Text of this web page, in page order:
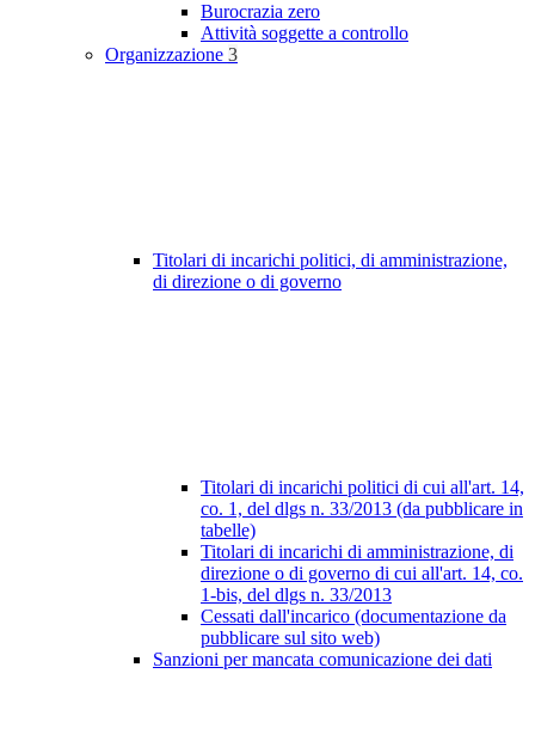
Burocrazia zero
Attività soggette a controllo
Organizzazione 3
Titolari di incarichi politici, di amministrazione,
di direzione o di governo
Titolari di incarichi politici di cui all'art. 14,
co. 1, del dlgs n. 33/2013 (da pubblicare in
tabelle)
Titolari di incarichi di amministrazione, di
direzione o di governo di cui all'art. 14, co.
1-bis, del dlgs n. 33/2013
Cessati dall'incarico (documentazione da
pubblicare sul sito web)
Sanzioni per mancata comunicazione dei dati